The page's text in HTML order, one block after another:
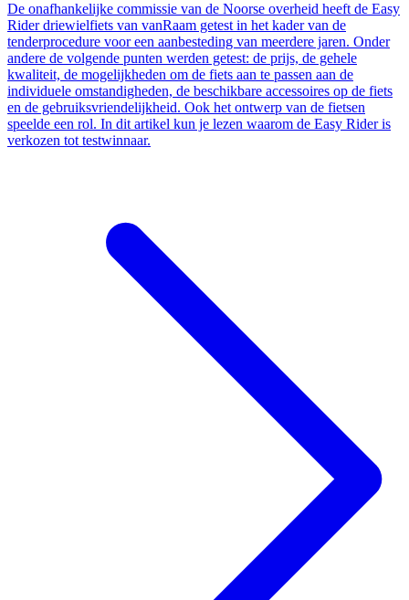
De onafhankelijke commissie van de Noorse overheid heeft de Easy
Rider driewielfiets van vanRaam getest in het kader van de
tenderprocedure voor een aanbesteding van meerdere jaren. Onder
andere de volgende punten werden getest: de prijs, de gehele
kwaliteit, de mogelijkheden om de fiets aan te passen aan de
individuele omstandigheden, de beschikbare accessoires op de fiets
en de gebruiksvriendelijkheid. Ook het ontwerp van de fietsen
speelde een rol. In dit artikel kun je lezen waarom de Easy Rider is
verkozen tot testwinnaar.